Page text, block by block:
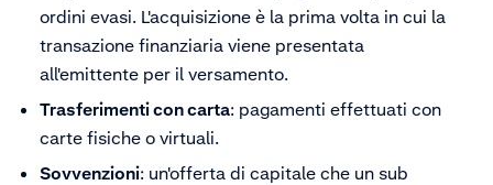
ordini evasi. L'acquisizione è la prima volta in cui la
transazione finanziaria viene presentata
all'emittente per il versamento.
Trasferimenti con carta: pagamenti effettuati con
carte fisiche o virtuali.
Sovvenzioni: un'offerta di capitale che un sub